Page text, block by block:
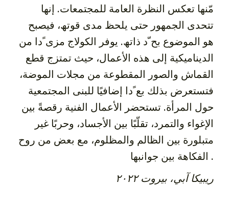
مّنھا تعكس النظرة العامة للمجتمعات. إنھا
تتحدى الجمھور حتى یلحظ مدى قوتھ، فیصبح
ھو الموضوع بح ّد ذاتھ. یوفر الكولاج مزی ًدا من
الدینامیكیة إلى ھذه الأعمال، حیث تمتزج قطع
القماش والصور المقطوعة من مجلات الموضة،
فتستعرض بذلك بع ًدا إضافیًا للبنى المجتمعیة
حول المرأة. تستحضر الأعمال الفنیة رقصةً بین
الإغواء والتمرد، تقلّبًا بین الأجساد، وحربًا غیر
متبلورة بین الظالم والمظلوم، مع بعض من روح
الفكاھة بین جوانبھا .
ريبيكا آبي، بيروت ٢٠٢٢